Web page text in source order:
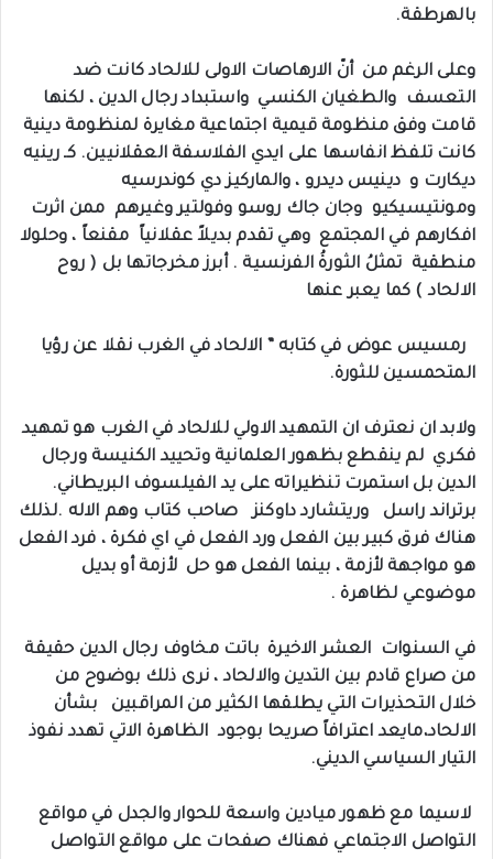
بالهرطقة.
‏‎وعلى الرغم من أنّ الارهاصات الاولى للالحاد كانت ضد
التعسف والطغيان الكنسي واستبداد رجال الدين ، لكنها
قامت وفق منظومة قيمية اجتماعية مغايرة لمنظومة دينية
كانت تلفظ انفاسها على ايدي الفلاسفة العقلانيين. كـ رينيه
ديكارت و دينيس ديدرو ، والماركيز دي كوندرسيه
ومونتيسيكيو وجان جاك روسو وفولتير وغيرهم ممن اثرت
افكارهم في المجتمع وهي تقدم بديلاً عقلانياً مقنعاً ، وحلولا
منطقية تمثلُ الثورةُ الفرنسية . أبرز مخرجاتها بل ( روح
الالحاد ) كما يعبر عنها
‏‎ رمسيس عوض في كتابه ” الالحاد في الغرب نقلا عن رؤيا
المتحمسين للثورة.
‏‎ولابد ان نعترف ان التمهيد الاولي للالحاد في الغرب هو تمهيد
فكري لم ينقطع بظهور العلمانية وتحييد الكنيسة ورجال
الدين بل استمرت تنظيراته على يد الفيلسوف البريطاني.
برتراند راسل وريتشارد داوكنز صاحب كتاب وهم الاله .لذلك
هناك فرق كبير بين الفعل ورد الفعل في اي فكرة ، فرد الفعل
هو مواجهة لأزمة ، بينما الفعل هو حل لأزمة أو بديل
موضوعي لظاهرة .
‏‎في السنوات العشر الاخيرة باتت مخاوف رجال الدين حقيقة
من صراع قادم بين التدين والالحاد ، نرى ذلك بوضوح من
خلال التحذيرات التي يطلقها الكثير من المراقبين بشأن
الالحاد،مايعد اعترافاً صريحا بوجود الظاهرة الاتي تهدد نفوذ
التيار السياسي الديني.
‏‎ لاسيما مع ظهور ميادين واسعة للحوار والجدل في مواقع
التواصل الاجتماعي فهناك صفحات على مواقع التواصل